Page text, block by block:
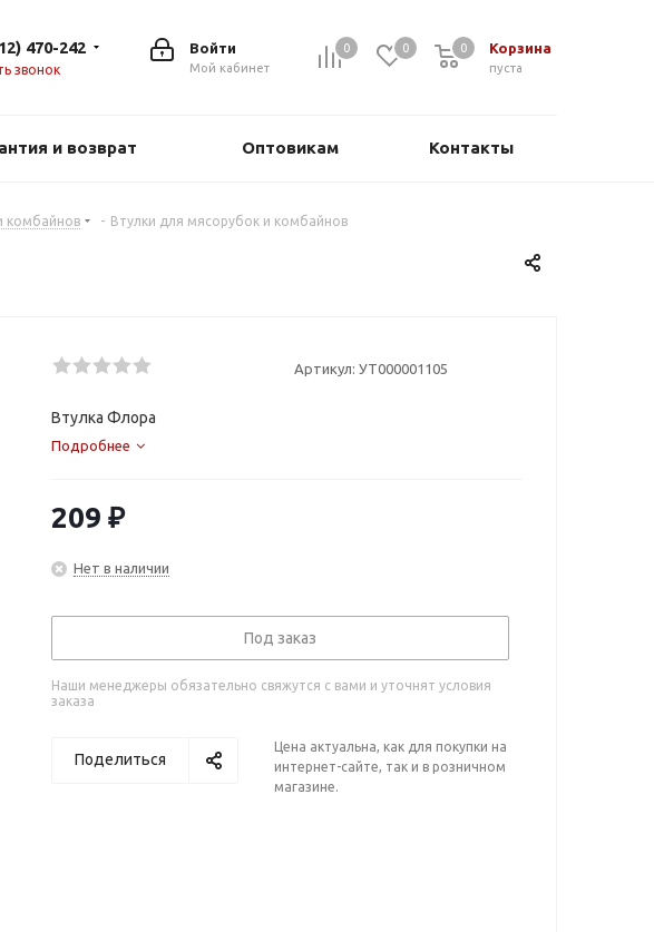
0 0 Корзина
0
пуста
0
Войти
Мой кабинет
470-242
звонок
и возврат Оптовикам Контакты
комбайнов - Втулки для мясорубок и комбайнов
Артикул: УТ000001105
Втулка Флора
Подробнее
209 ₽
Нет в наличии
Под заказ
Наши менеджеры обязательно свяжутся с вами и уточнят условия
заказа
Поделиться
Цена актуальна, как для покупки на
интернет-сайте, так и в розничном
магазине.